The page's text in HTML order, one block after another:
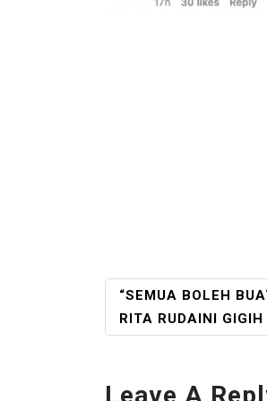
POST
NAVIGATION
“SEMUA BOLEH
RITA RUDAINI